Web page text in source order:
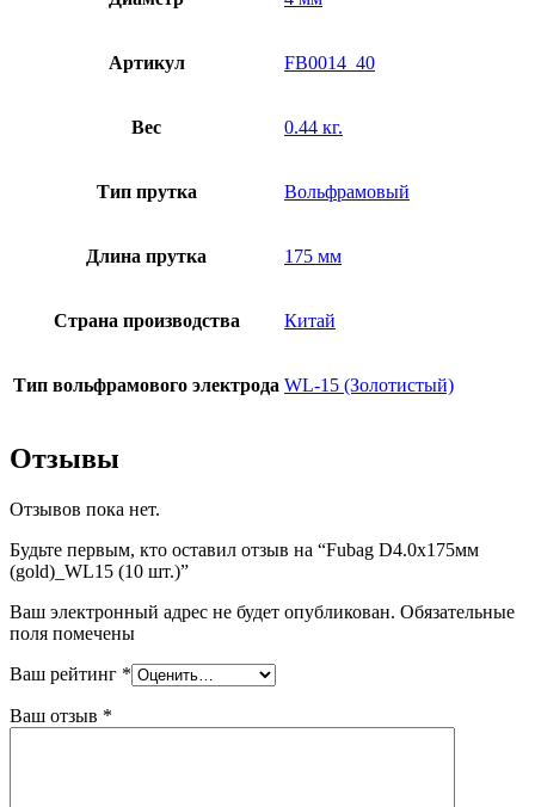
Артикул FB0014_40
Вес 0.44 кг.
Тип прутка Вольфрамовый
Длина прутка 175 мм
Страна производства Китай
Тип вольфрамового электрода WL-15 (Золотистый)
Отзывы
Отзывов пока нет.
Будьте первым, кто оставил отзыв на “Fubag D4.0x175мм
(gold)_WL15 (10 шт.)”
Ваш электронный адрес не будет опубликован. Обязательные
поля помечены
Ваш рейтинг *
Ваш отзыв *